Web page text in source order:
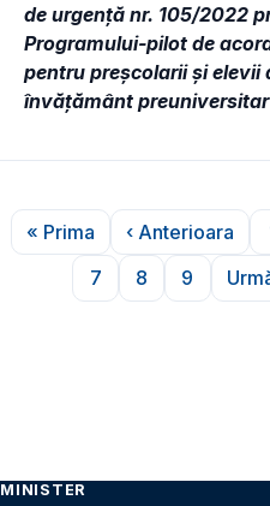
de urgență nr. 105/2022
Programului-pilot de
pentru preşcolarii şi elevii
învăţământ
Paginare
Prima pagină
« Prima
Pagina
‹ Anterioara
Pagina
7
Pagina
8
Pagina
9
MINISTER